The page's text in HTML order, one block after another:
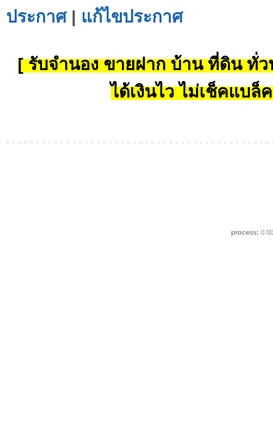
ประกาศ| แก้ไขประกาศ
[ รับจำนอง ขายฝาก บ้าน ที่ดิน ทั่ว
ได้เงินไว ไม่เช็คแบล็
process: